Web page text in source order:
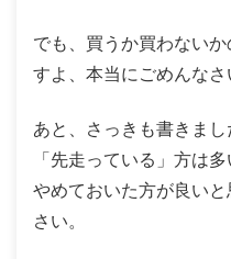
でも、買うか買わない
すよ、本当にごめんなさ
あと、さっきも書きま
「先走っている」方は
やめておいた方が良い
さい。